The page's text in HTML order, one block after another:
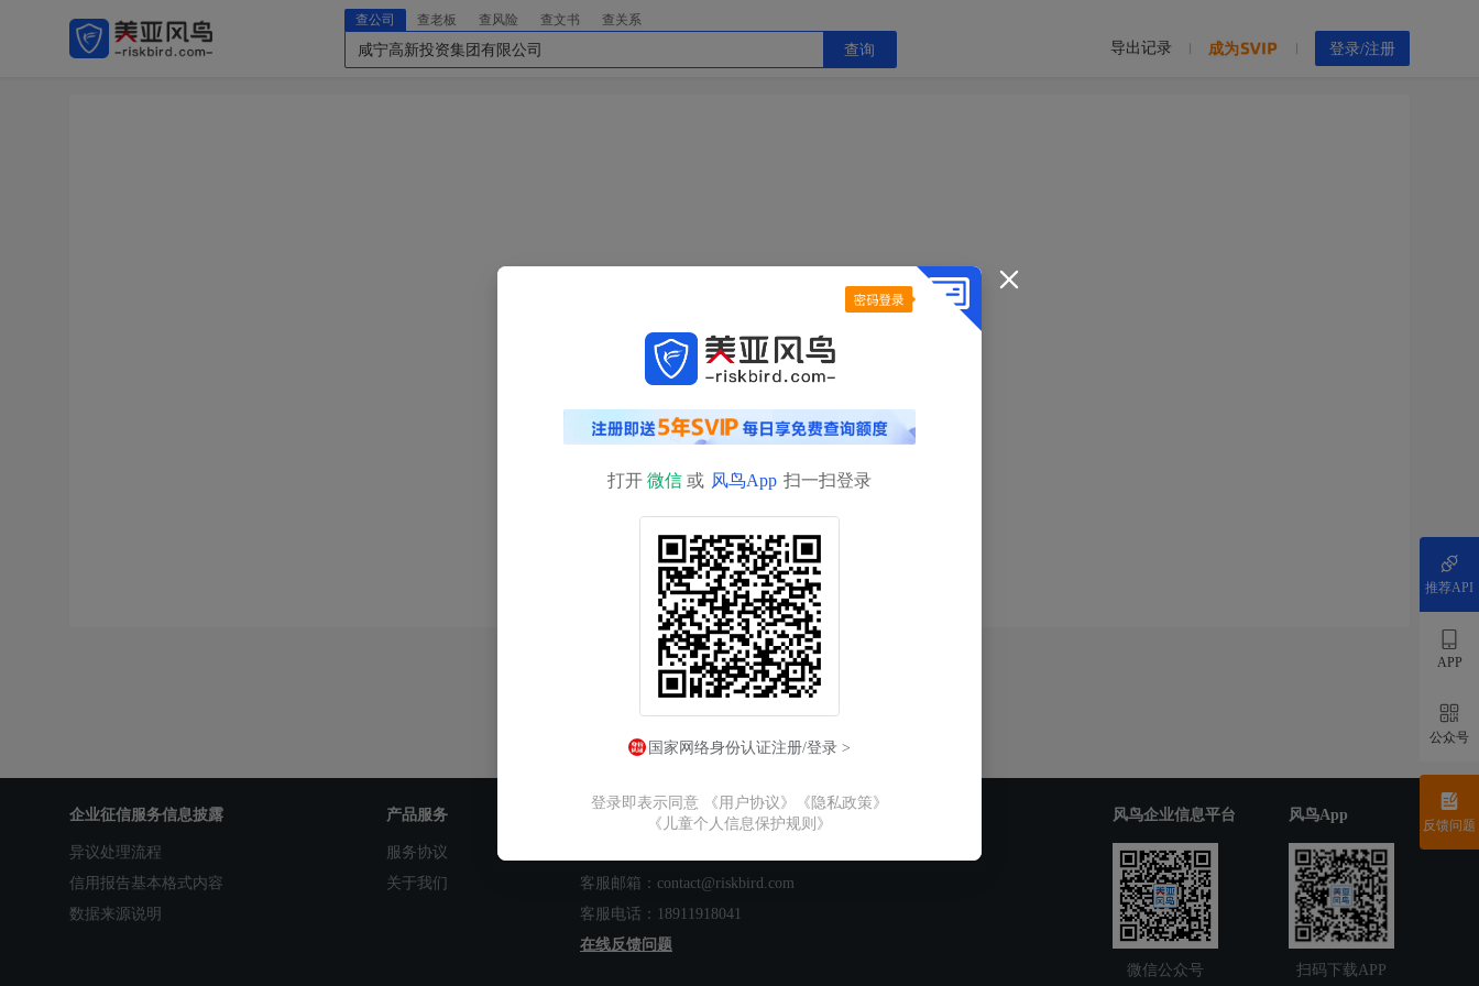
查公司 查老板 查风险 查文书 查关系
查询 导出记录 成为 登录/注册
明日0点自动恢复查询额度
如需立即查询，请充值获取更多查询额度>>
企业征信服务信息披露
异议处理流程
信用报告基本格式内容
数据来源说明
产品服务
服务协议
关于我们
联系我们
客服邮箱：contact@riskbird.com
客服电话：18911918041
在线反馈问题
风鸟企业信息平台
微信公众号
风鸟App
扫码下载APP
推荐API
APP
公众号
反馈问题
打开 微信 或 风鸟App 扫一扫登录
国家网络身份认证注册/登录 >
登录即表示同意 《用户协议》
《隐私政策》
《儿童个人信息保护规则》